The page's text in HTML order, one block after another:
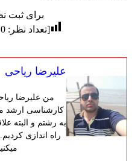
برای ثبت
[تعداد نظر: 0
علیرضا ریاحی
کارشناسی ارشد
به رشتم و البته
راه اندازی